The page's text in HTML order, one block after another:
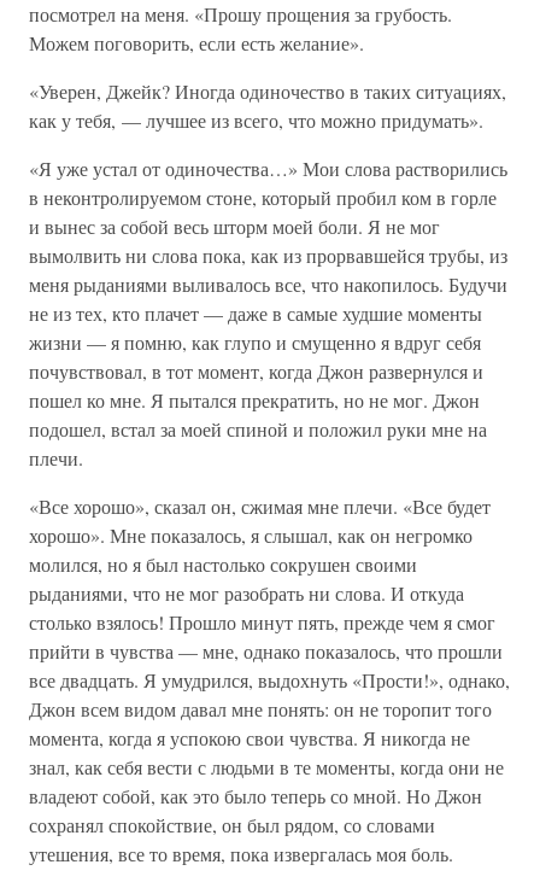
посмотрел на меня. «Прошу прощения за грубость.
Можем поговорить, если есть желание».
«Уверен, Джейк? Иногда одиночество в таких ситуациях,
как у тебя, — лучшее из всего, что можно придумать».
«Я уже устал от одиночества…» Мои слова растворились
в неконтролируемом стоне, который пробил ком в горле
и вынес за собой весь шторм моей боли. Я не мог
вымолвить ни слова пока, как из прорвавшейся трубы, из
меня рыданиями выливалось все, что накопилось. Будучи
не из тех, кто плачет — даже в самые худшие моменты
жизни — я помню, как глупо и смущенно я вдруг себя
почувствовал, в тот момент, когда Джон развернулся и
пошел ко мне. Я пытался прекратить, но не мог. Джон
подошел, встал за моей спиной и положил руки мне на
плечи.
«Все хорошо», сказал он, сжимая мне плечи. «Все будет
хорошо». Мне показалось, я слышал, как он негромко
молился, но я был настолько сокрушен своими
рыданиями, что не мог разобрать ни слова. И откуда
столько взялось! Прошло минут пять, прежде чем я смог
прийти в чувства — мне, однако показалось, что прошли
все двадцать. Я умудрился, выдохнуть «Прости!», однако,
Джон всем видом давал мне понять: он не торопит того
момента, когда я успокою свои чувства. Я никогда не
знал, как себя вести с людьми в те моменты, когда они не
владеют собой, как это было теперь со мной. Но Джон
сохранял спокойствие, он был рядом, со словами
утешения, все то время, пока извергалась моя боль.